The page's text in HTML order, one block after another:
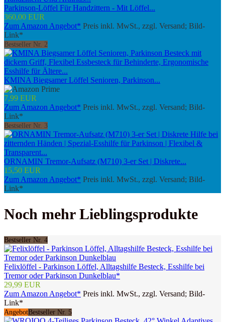
Parkinson-Löffel Für Handzittern - Mit Löffel...
360,00 EUR
Zum Amazon Angebot* Preis inkl. MwSt., zzgl. Versand; Bild-
Link*
Bestseller Nr. 2
KMINA Biegsamer Löffel Senioren, Parkinson...
7,99 EUR
Zum Amazon Angebot* Preis inkl. MwSt., zzgl. Versand; Bild-
Link*
Bestseller Nr. 3
ORNAMIN Tremor-Aufsatz (M710) 3-er Set | Diskrete...
15,50 EUR
Zum Amazon Angebot* Preis inkl. MwSt., zzgl. Versand; Bild-
Link*
Noch mehr Lieblingsprodukte
Bestseller Nr. 4
Felixlöffel - Parkinson Löffel, Alltagshilfe Besteck, Esshilfe bei
Tremor oder Parkinson Dunkelblau*
29,99 EUR
Zum Amazon Angebot* Preis inkl. MwSt., zzgl. Versand; Bild-
Link*
AngebotBestseller Nr. 5